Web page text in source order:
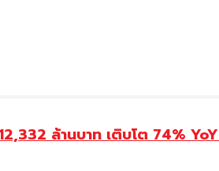
ล้านบาท เติบโต 74%